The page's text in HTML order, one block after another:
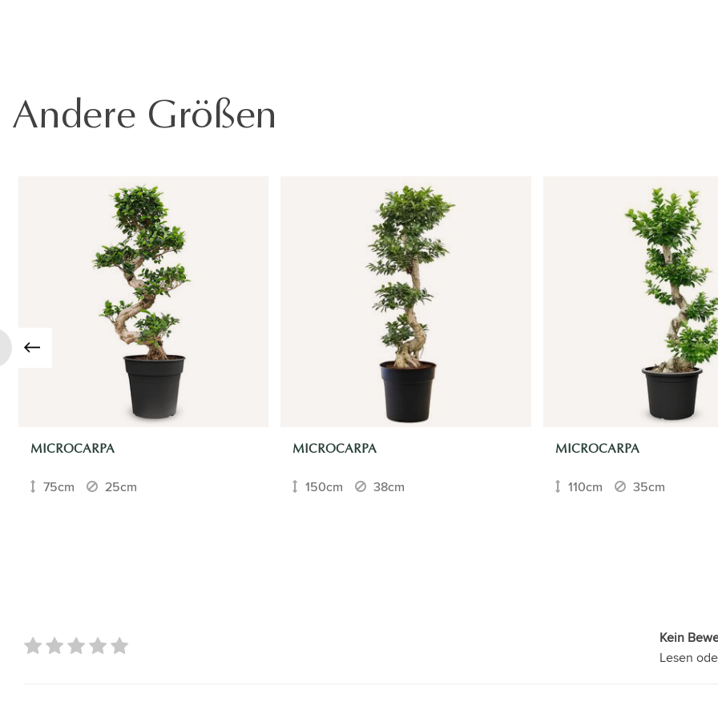
Andere Größen
MICROCARPA
75cm 25cm
MICROCARPA
150cm 38cm
MICROCARPA
110cm 35cm
Kein
Lesen